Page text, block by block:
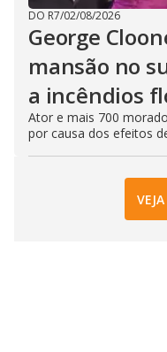
DO R7/02/08/2026
George
mansão no
a incêndios
Ator e mais 700
por causa dos efeitos